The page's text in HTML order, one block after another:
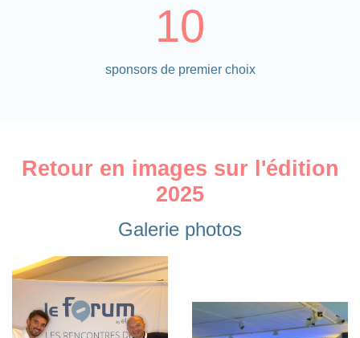
10
sponsors de premier choix
Retour en images sur l'édition
2025
Galerie photos